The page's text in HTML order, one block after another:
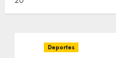
Deportes